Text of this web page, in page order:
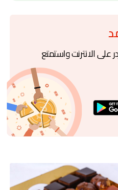
على الانترنت واستمتع